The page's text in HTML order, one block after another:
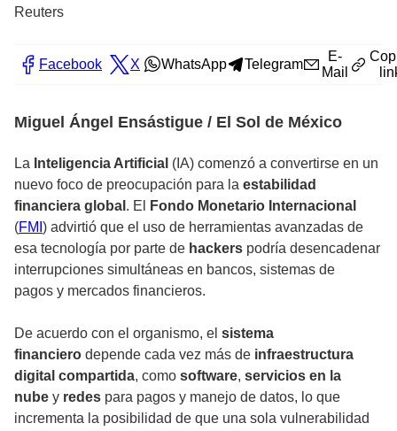
Reuters
Facebook X WhatsApp Telegram
E-
Mail
Miguel Ángel Ensástigue / El Sol de México
La Inteligencia Artificial (IA) comenzó a convertirse en un
nuevo foco de preocupación para la estabilidad
financiera global . El
Fondo Monetario Internacional
(FMI ) advirtió que el uso de herramientas avanzadas de
esa tecnología por parte de hackers podría desencadenar
interrupciones simultáneas en bancos, sistemas de
pagos y mercados financieros.
De acuerdo con el organismo, el sistema
financiero depende cada vez más de infraestructura
digital compartida, como software, servicios en la
nube y redes para pagos y manejo de datos, lo que
incrementa la posibilidad de que una sola vulnerabilidad